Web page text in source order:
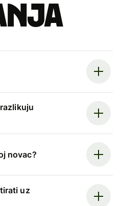
novac?
uz